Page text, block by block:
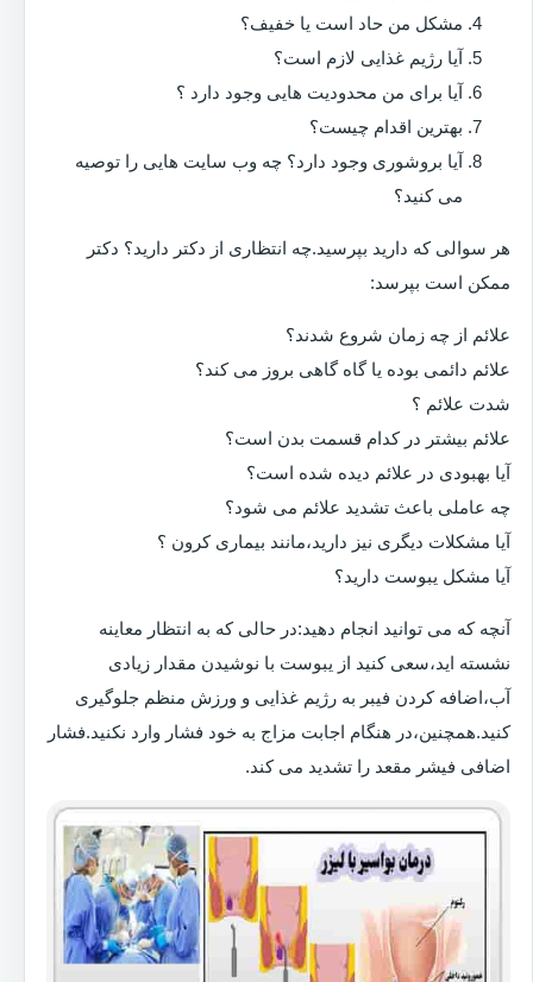
مشکل من حاد است یا خفیف؟
آیا رژیم غذایی لازم است؟
آیا برای من محدودیت هایی وجود دارد ؟
بهترین اقدام چیست؟
آیا بروشوری وجود دارد؟ چه وب سایت هایی را توصیه
می کنید؟
هر سوالی که دارید بپرسید.چه انتظاری از دکتر دارید؟ دکتر
ممکن است بپرسد:
علائم از چه زمان شروع شدند؟
علائم دائمی بوده یا گاه گاهی بروز می کند؟
شدت علائم ؟
علائم بیشتر در کدام قسمت بدن است؟
آیا بهبودی در علائم دیده شده است؟
چه عاملی باعث تشدید علائم می شود؟
آیا مشکلات دیگری نیز دارید،مانند بیماری کرون ؟
آیا مشکل یبوست دارید؟
آنچه که می توانید انجام دهید:در حالی که به انتظار معاینه
نشسته اید،سعی کنید از یبوست با نوشیدن مقدار زیادی
آب،اضافه کردن فیبر به رژیم غذایی و ورزش منظم جلوگیری
کنید.همچنین،در هنگام اجابت مزاج به خود فشار وارد نکنید.فشار
اضافی فیشر مقعد را تشدید می کند.